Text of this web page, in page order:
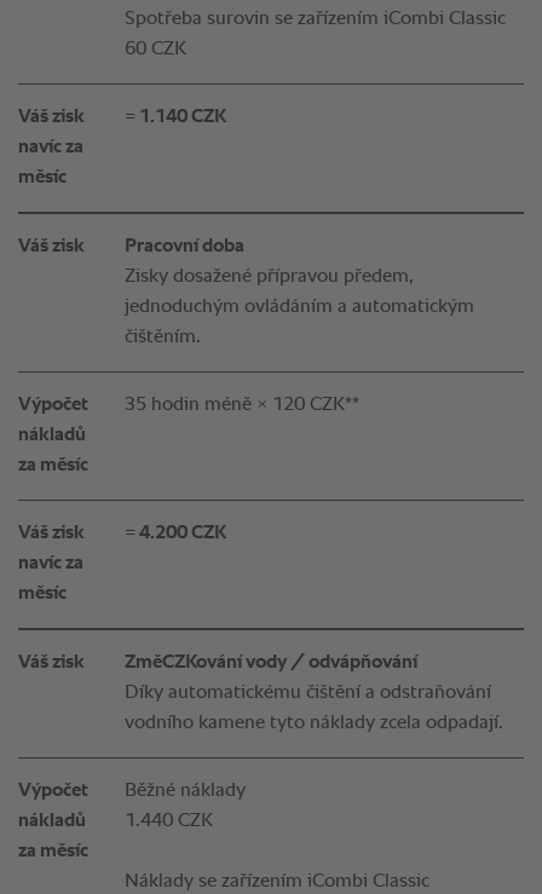
Spotřeba surovin se zařízením iCombi Classic
60 CZK
Váš zisk
navíc za
měsíc
= 1.140 CZK
Váš zisk
Pracovní doba
Zisky dosažené přípravou předem,
jednoduchým ovládáním a automatickým
čištěním.
Výpočet
nákladů
za měsíc
35 hodin méně × 120 CZK**
Váš zisk
navíc za
měsíc
= 4.200 CZK
Váš zisk
ZměCZKování vody / odvápňování
Díky automatickému čištění a odstraňování
vodního kamene tyto náklady zcela odpadají.
Výpočet
nákladů
za měsíc
Běžné náklady
1.440 CZK
Náklady se zařízením iCombi Classic